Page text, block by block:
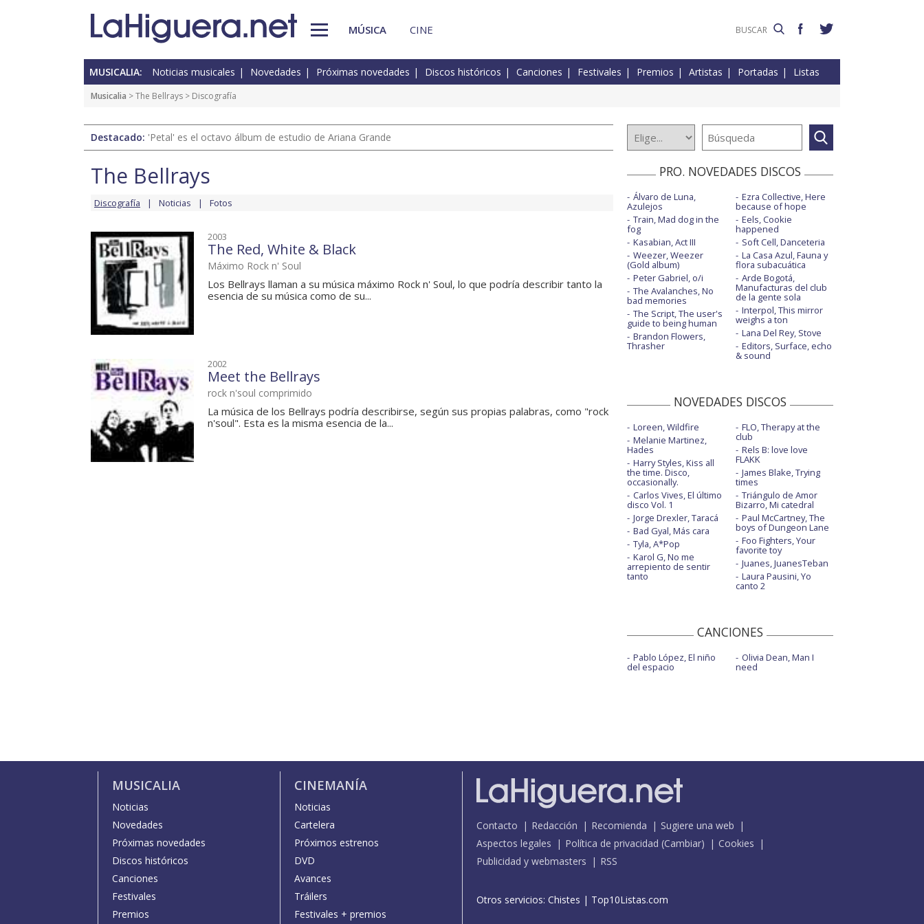
MÚSICA CINE
MUSICALIA: Noticias musicales Novedades Próximas novedades Discos históricos Canciones Festivales Premios Artistas Portadas Listas
Musicalia >The Bellrays > Discografía
Destacado: 'Petal' es el octavo álbum de estudio de Ariana Grande
The Bellrays
Discografía Noticias Fotos
2003
The Red, White & Black
Máximo Rock n' Soul
Los Bellrays llaman a su música máximo Rock n' Soul, lo que podría describir tanto la
esencia de su música como de su...
2002
Meet the Bellrays
rock n'soul comprimido
La música de los Bellrays podría describirse, según sus propias palabras, como "rock
n'soul". Esta es la misma esencia de la...
PRO. NOVEDADES DISCOS
Álvaro de Luna,
Azulejos
Train, Mad dog in the
fog
Kasabian, Act III
Weezer, Weezer
(Gold album)
Peter Gabriel, o/i
The Avalanches, No
bad memories
The Script, The user's
guide to being human
Brandon Flowers,
Thrasher
Ezra Collective, Here
because of hope
Eels, Cookie
happened
Soft Cell, Danceteria
La Casa Azul, Fauna y
flora subacuática
Arde Bogotá,
Manufacturas del club
de la gente sola
Interpol, This mirror
weighs a ton
Lana Del Rey, Stove
Editors, Surface, echo
& sound
NOVEDADES DISCOS
Loreen, Wildfire
Melanie Martinez,
Hades
Harry Styles, Kiss all
the time. Disco,
occasionally.
Carlos Vives, El último
disco Vol. 1
Jorge Drexler, Taracá
Bad Gyal, Más cara
Tyla, A*Pop
Karol G, No me
arrepiento de sentir
tanto
FLO, Therapy at the
club
Rels B: love love
FLAKK
James Blake, Trying
times
Triángulo de Amor
Bizarro, Mi catedral
Paul McCartney, The
boys of Dungeon Lane
Foo Fighters, Your
favorite toy
Juanes, JuanesTeban
Laura Pausini, Yo
canto 2
CANCIONES
Pablo López, El niño
del espacio
Olivia Dean, Man I
need
MUSICALIA
Noticias
Novedades
Próximas novedades
Discos históricos
Canciones
Festivales
Premios
CINEMANÍA
Noticias
Cartelera
Próximos estrenos
DVD
Avances
Tráilers
Festivales + premios
Contacto Redacción Recomienda
Sugiere una web
Aspectos legales
Política de privacidad (Cambiar)
Cookies
Publicidad y webmasters
RSS
Otros servicios: Chistes | Top10Listas.com